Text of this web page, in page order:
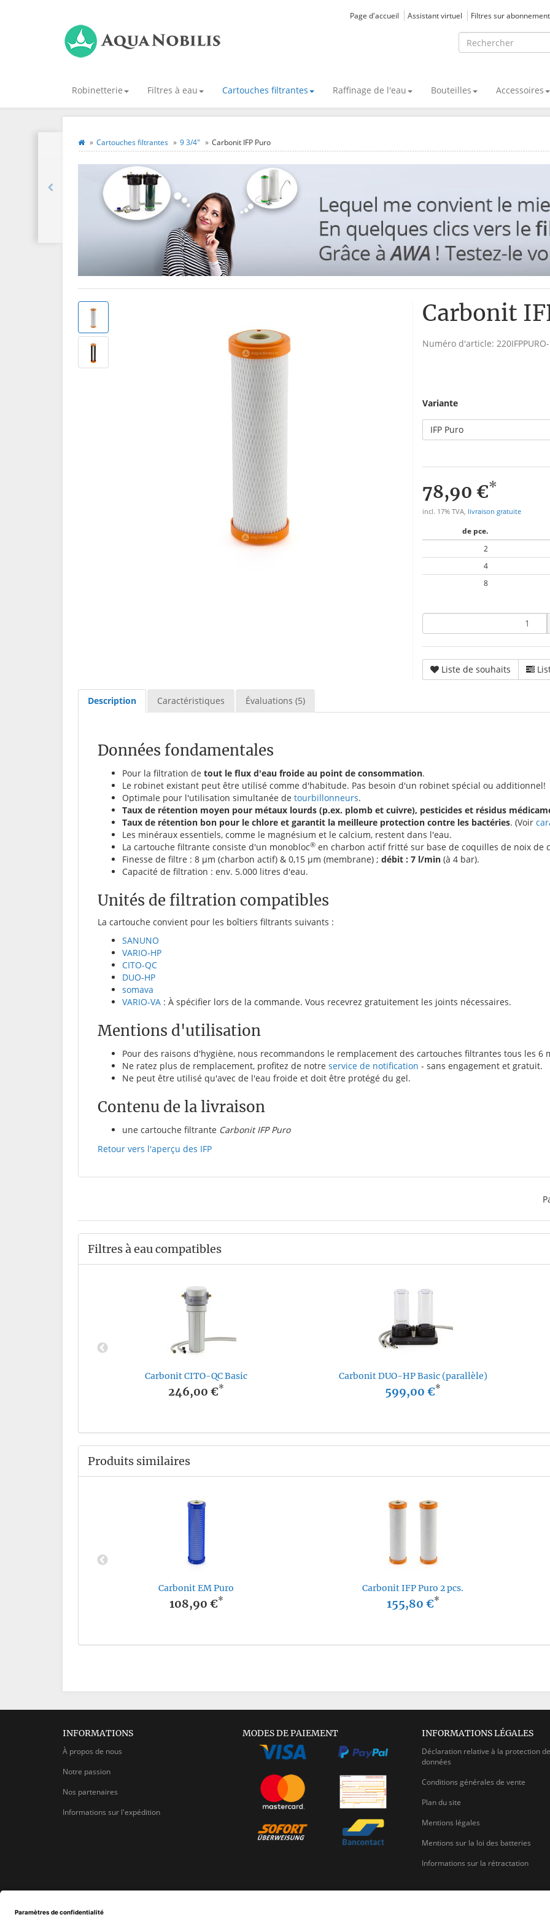
Page d'accueil Assistant virtuel Filtres sur abonnement
Robinetterie Filtres à eau Cartouches filtrantes Raffinage de l'eau Bouteilles Accessoires
Cartouches filtrantes 9 3/4" Carbonit IFP Puro
Carbonit
Numéro d'article:
Variante
IFP Puro
78,90 €*
incl. 17% TVA, livraison gratuite
de pce.
2
4
8
Liste de souhaits
Description Caractéristiques Évaluations (5)
Données fondamentales
Pour la filtration de tout le flux d'eau froide au point de consommation.
Le robinet existant peut être utilisé comme d'habitude. Pas besoin d'un robinet spécial ou additionnel!
Optimale pour l'utilisation simultanée de tourbillonneurs.
Taux de rétention moyen pour métaux lourds (p.ex. plomb et cuivre), pesticides et résidus
Taux de rétention bon pour le chlore et garantit la meilleure protection contre les bactéries. (Voir
Les minéraux essentiels, comme le magnésium et le calcium, restent dans l'eau.
La cartouche filtrante consiste d'un monobloc® en charbon actif fritté sur base de coquilles de noix de
Finesse de filtre : 8 µm (charbon actif) & 0,15 µm (membrane) ; débit : 7 l/min (à 4 bar).
Capacité de filtration : env. 5.000 litres d'eau.
Unités de filtration compatibles
La cartouche convient pour les boîtiers filtrants suivants :
SANUNO
VARIO-HP
CITO-QC
DUO-HP
somava
VARIO-VA : À spécifier lors de la commande. Vous recevrez gratuitement les joints nécessaires.
Mentions d'utilisation
Pour des raisons d'hygiène, nous recommandons le remplacement des cartouches filtrantes tous les 6
Ne ratez plus de remplacement, profitez de notre service de notification - sans engagement et gratuit.
Ne peut être utilisé qu'avec de l'eau froide et doit être protégé du gel.
Contenu de la livraison
une cartouche filtrante Carbonit IFP Puro
Retour vers l'aperçu des IFP
Filtres à eau compatibles
Carbonit CITO-QC Basic
246,00 €*
Carbonit DUO-HP Basic (parallèle)
599,00 €*
Produits similaires
Carbonit EM Puro
108,90 €*
Carbonit IFP Puro 2 pcs.
155,80 €*
INFORMATIONS
À propos de nous
Notre passion
Nos partenaires
Informations sur l'expédition
MODES DE PAIEMENT INFORMATIONS LÉGALES
Déclaration relative à la protection
données
Conditions générales de vente
Plan du site
Mentions légales
Mentions sur la loi des batteries
Informations sur la rétractation